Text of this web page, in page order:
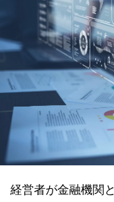
経営者が金融機関